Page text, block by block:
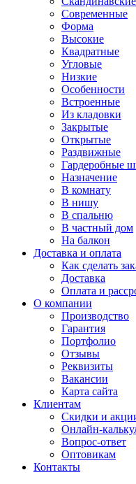
Современные
Форма
Высокие
Квадратные
Угловые
Низкие
Особенности
Встроенные
Из кладовки
Закрытые
Открытые
Раздвижные
Гардеробные
Назначение
В комнату
В нишу
В спальню
В частный дом
На балкон
Доставка и оплата
Как сделать
Доставка
Оплата и
О компании
Производство
Гарантия
Портфолио
Отзывы
Реквизиты
Вакансии
Карта сайта
Клиентам
Скидки и
Онлайн-
Вопрос-ответ
Оптовикам
Контакты